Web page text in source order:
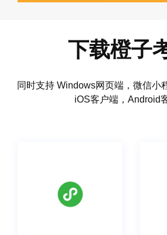
下载橙子
同时支持 Windows网页端，微信小
iOS客户端，Android